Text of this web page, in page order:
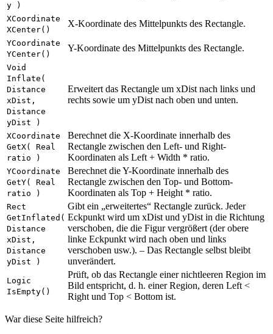
y )
XCoordinate
XCenter()
X-Koordinate des Mittelpunkts des Rectangle.
YCoordinate
YCenter()
Y-Koordinate des Mittelpunkts des Rectangle.
Void
Inflate(
Distance
xDist,
Distance
yDist )
Erweitert das Rectangle um xDist nach links und
rechts sowie um yDist nach oben und unten.
XCoordinate
GetX( Real
ratio )
Berechnet die X-Koordinate innerhalb des
Rectangle zwischen den Left- und Right-
Koordinaten als Left + Width * ratio.
YCoordinate
GetY( Real
ratio )
Berechnet die Y-Koordinate innerhalb des
Rectangle zwischen den Top- und Bottom-
Koordinaten als Top + Height * ratio.
Rect
GetInflated(
Distance
xDist,
Distance
yDist )
Gibt ein „erweitertes“ Rectangle zurück. Jeder
Eckpunkt wird um xDist und yDist in die Richtung
verschoben, die die Figur vergrößert (der obere
linke Eckpunkt wird nach oben und links
verschoben usw.). – Das Rectangle selbst bleibt
unverändert.
Logic
IsEmpty()
Prüft, ob das Rectangle einer nichtleeren Region im
Bild entspricht, d. h. einer Region, deren Left <
Right und Top < Bottom ist.
War diese Seite hilfreich?